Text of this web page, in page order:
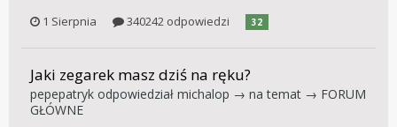
1 Sierpnia 340242 odpowiedzi 32
Jaki zegarek masz dziś na ręku?
pepepatryk odpowiedział michalop → na temat → FORUM
GŁÓWNE